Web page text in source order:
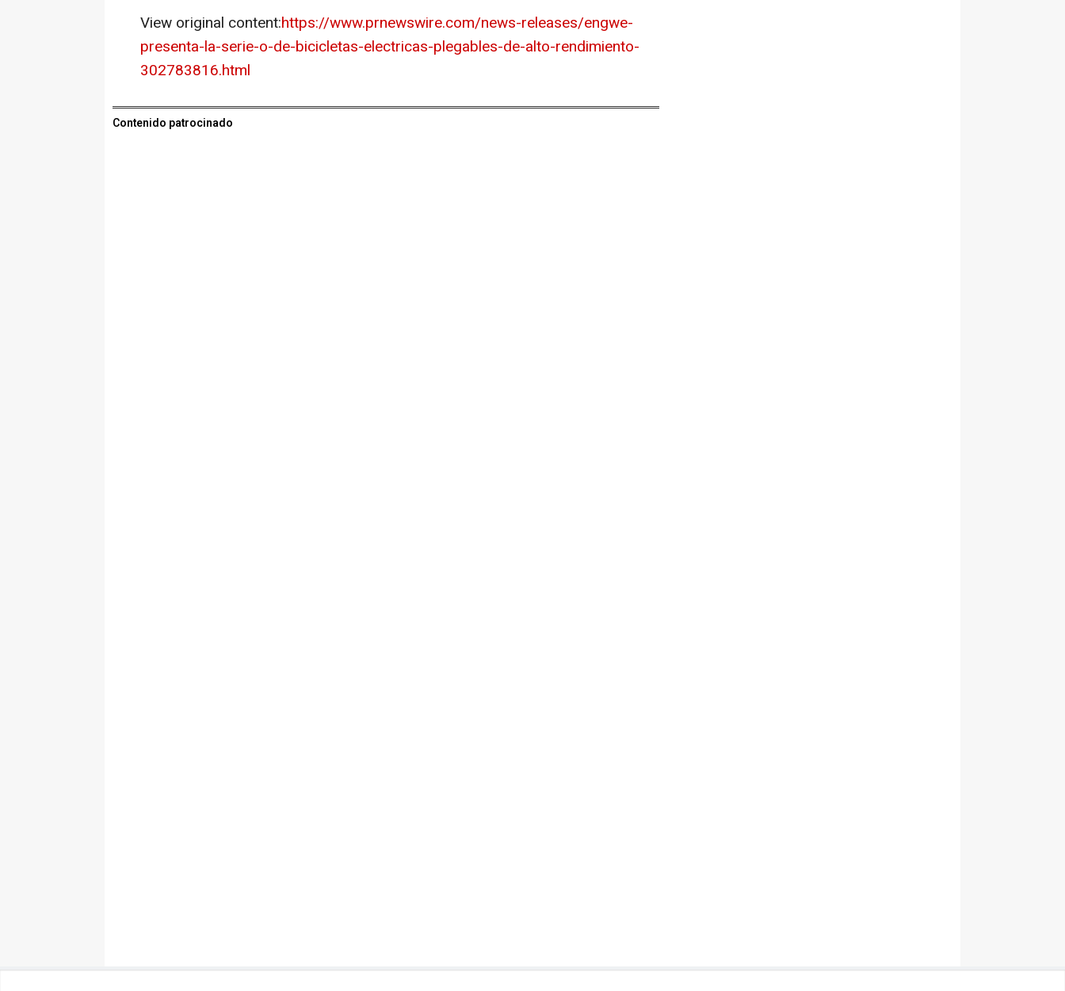
View original content:https://www.prnewswire.com/news-releases/engwe-
presenta-la-serie-o-de-bicicletas-electricas-plegables-de-alto-rendimiento-
302783816.html
Contenido patrocinado